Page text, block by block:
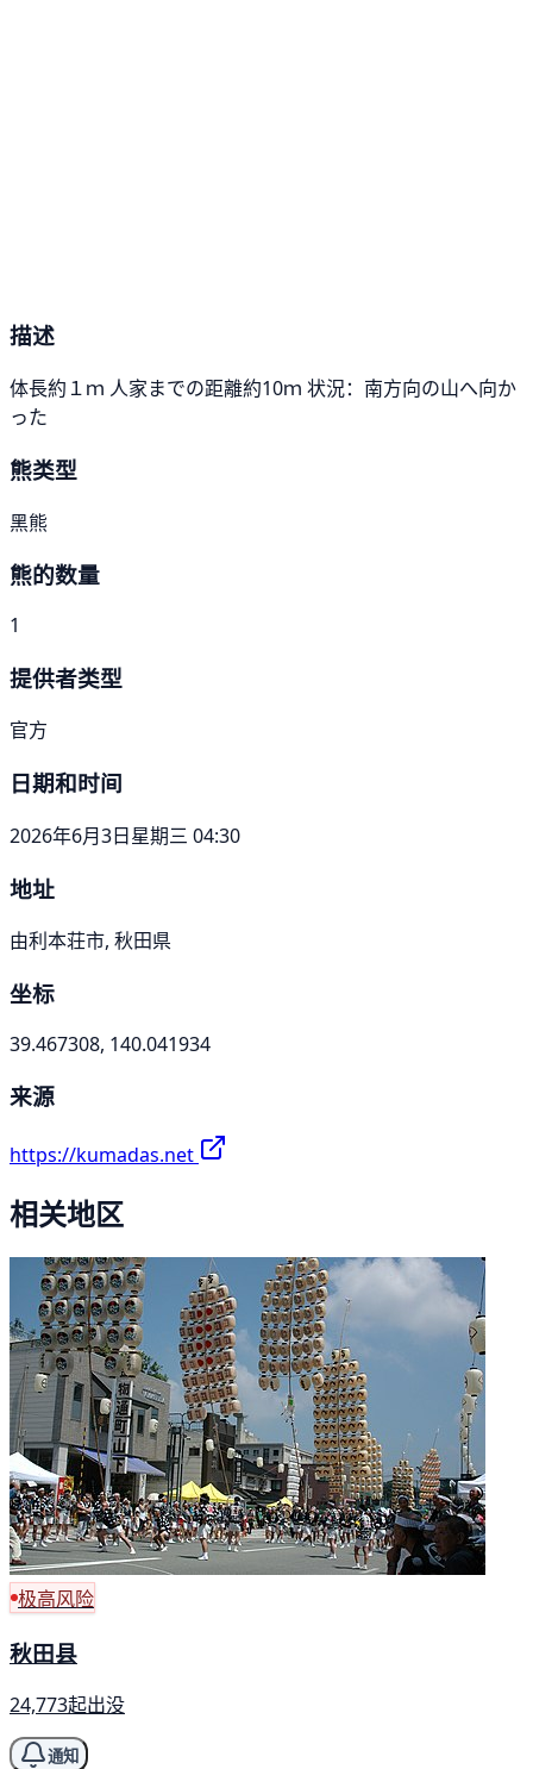
描述
体長約１ｍ 人家までの距離約10ｍ 状況：南方向の山へ向か
った
熊类型
黑熊
熊的数量
1
提供者类型
官方
日期和时间
2026年6月3日星期三 04:30
地址
由利本荘市, 秋田県
坐标
39.467308, 140.041934
来源
https://kumadas.net
相关地区
极高风险
秋田县
24,773起出没
通知